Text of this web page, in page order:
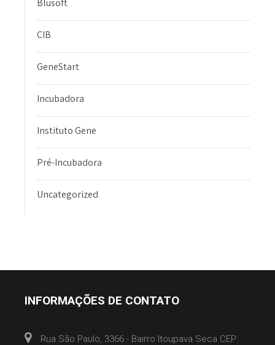
CIB
GeneStart
Incubadora
Instituto Gene
Pré-Incubadora
Uncategorized
INFORMAÇÕES DE CONTATO
Rua São Paulo, 3366 - Bairro Itoupava Seca CEP: